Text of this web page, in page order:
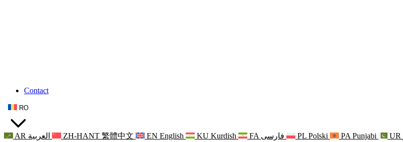
Contact
RO
AR العربية ZH-HANT 繁體中文 EN English KU Kurdish FA فارسی PL Polski PA Punjabi UR